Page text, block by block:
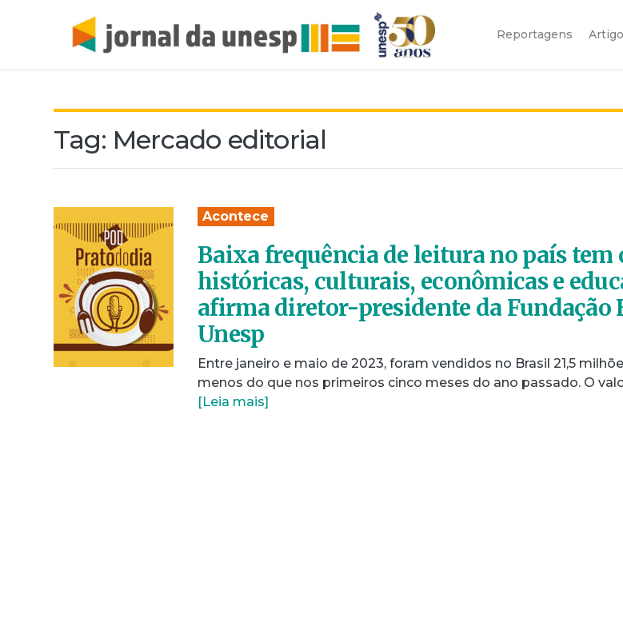
Reportagens
Tag: Mercado editorial
Acontece
Baixa frequência de leitura no país tem
históricas, culturais, econômicas e
afirma diretor-presidente da Fundação
Unesp
Entre janeiro e maio de 2023, foram vendidos no Brasil 21,5
menos do que nos primeiros cinco meses do ano passado. O
[Leia mais]